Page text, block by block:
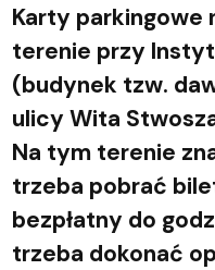
Karty parkingowe
terenie przy
(budynek tzw.
ulicy Wita
Na tym terenie
trzeba pobrać
bezpłatny do
trzeba dokonać